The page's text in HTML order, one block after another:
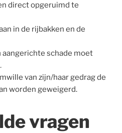
direct opgeruimd te
in de rijbakken en de
aangerichte schade moet
van zijn/haar gedrag de
worden geweigerd.
vragen